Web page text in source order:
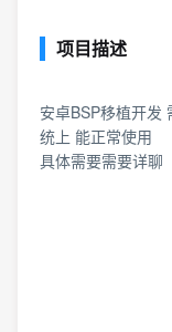
项目描述
安卓BSP移植开发
统上 能正常使用
具体需要需要详聊